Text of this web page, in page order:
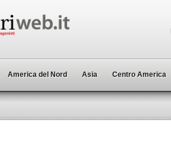
America del Nord Asia Centro America